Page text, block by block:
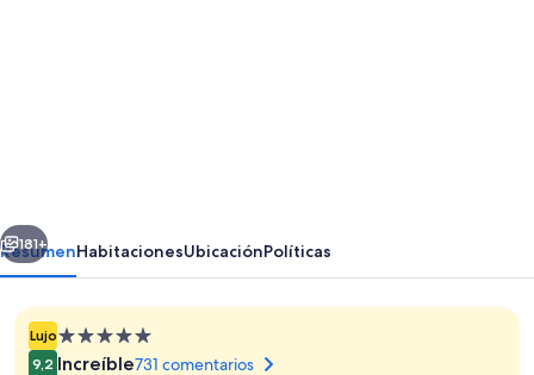
Siguiente
181+
ResumenHabitacionesUbicaciónPolíticas
LujoAlojamiento
de
9,2 Increíble731 comentarios